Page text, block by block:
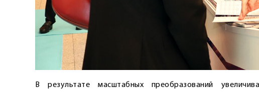
В результате масштабных преобразований